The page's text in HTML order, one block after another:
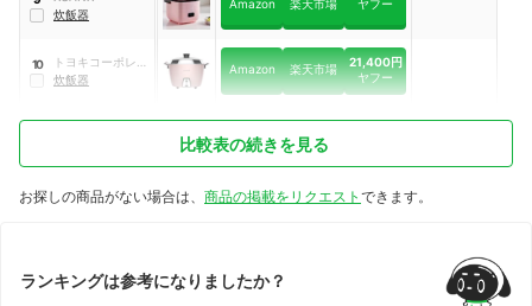
炊飯器
Amazon 楽天市場 ヤフー
10
トヨキコーポレー
ション
炊飯器
Amazon 楽天市場
21,400円
ヤフー
比較表の続きを見る
お探しの商品がない場合は、 商品の掲載をリクエスト できます。
ランキングは参考になりましたか？